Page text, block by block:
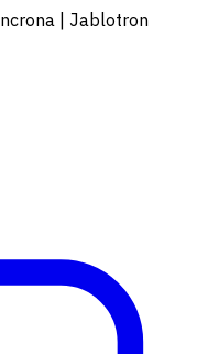
| Jablotron